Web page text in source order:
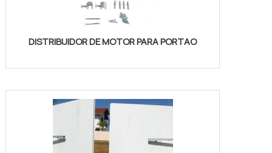
DISTRIBUIDOR DE MOTOR PARA PORTAO